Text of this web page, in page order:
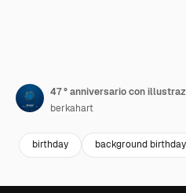
47 ° anniversario con
berkahart
birthday background birthday